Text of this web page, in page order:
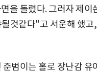
을 돌렸다. 그러자 제
것같다"고 서운해 했
범이는 홀로 장난감